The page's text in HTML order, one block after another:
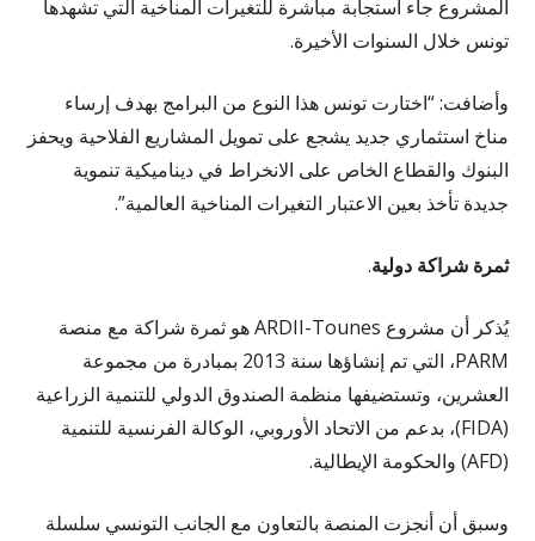
المشروع جاء استجابة مباشرة للتغيرات المناخية التي تشهدها
تونس خلال السنوات الأخيرة.
وأضافت: “اختارت تونس هذا النوع من البرامج بهدف إرساء
مناخ استثماري جديد يشجع على تمويل المشاريع الفلاحية ويحفز
البنوك والقطاع الخاص على الانخراط في ديناميكية تنموية
جديدة تأخذ بعين الاعتبار التغيرات المناخية العالمية”.
ثمرة شراكة دولية.
يُذكر أن مشروع ARDII-Tounes هو ثمرة شراكة مع منصة
PARM، التي تم إنشاؤها سنة 2013 بمبادرة من مجموعة
العشرين، وتستضيفها منظمة الصندوق الدولي للتنمية الزراعية
(FIDA)، بدعم من الاتحاد الأوروبي، الوكالة الفرنسية للتنمية
(AFD) والحكومة الإيطالية.
وسبق أن أنجزت المنصة بالتعاون مع الجانب التونسي سلسلة